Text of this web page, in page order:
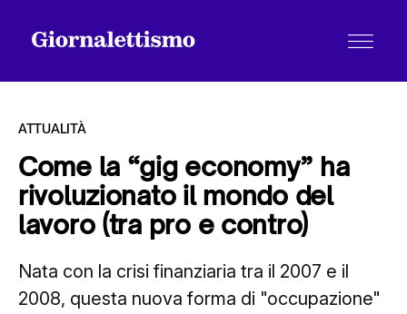
Tutti gli articoli
Chi siamo
ATTUALITÀ
Come la “gig economy” ha
rivoluzionato il mondo del
lavoro (tra pro e contro)
Nata con la crisi finanziaria tra il 2007 e il
2008, questa nuova forma di "occupazione"